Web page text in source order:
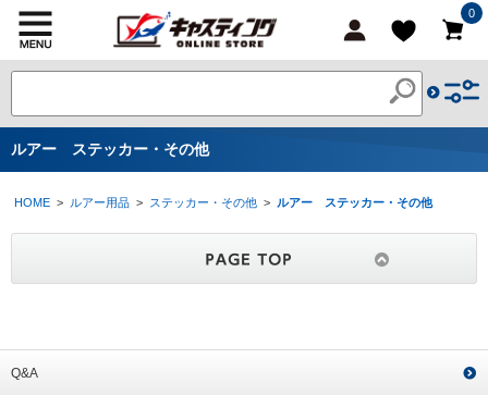
0
ルアー ステッカー・その他
HOME > ルアー用品 > ステッカー・その他 > ルアー ステッカー・その他
Q&A